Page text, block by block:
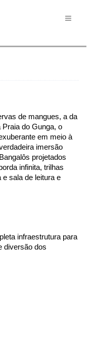
Toggle
de mangues, a da
Praia do Gunga, o
em meio à
imersão
projetados
infinita, trilhas
e sala de leitura e
infraestrutura para
diversão dos